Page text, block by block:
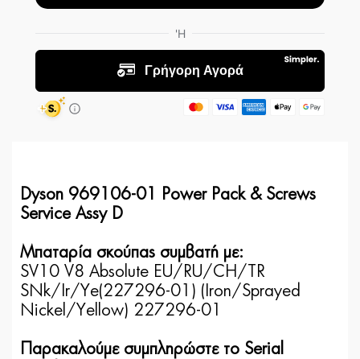
Dyson 969106-01 Power Pack & Screws
Service Assy D
Μπαταρία σκούπας συμβατή με:
SV10 V8 Absolute EU/RU/CH/TR
SNk/Ir/Ye(227296-01) (Iron/Sprayed
Nickel/Yellow) 227296-01
Παρακαλούμε συμπληρώστε το Serial